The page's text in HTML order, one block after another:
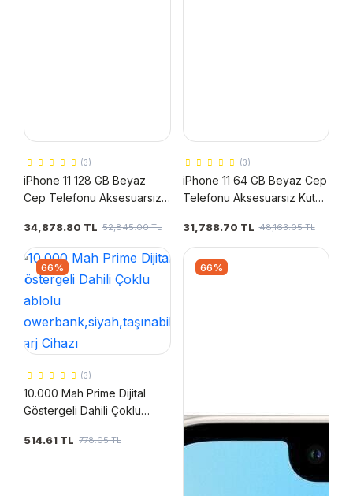
(3)
iPhone 11 128 GB Beyaz
Cep Telefonu Aksesuarsız
Garantili)
34,878.80 TL 52,845.00 TL
(3)
iPhone 11 64 GB Beyaz Cep
Telefonu Aksesuarsız Kutu
31,788.70 TL 48,163.05 TL
66%
(3)
10.000 Mah Prime Dijital
Göstergeli Dahili Çoklu
Powerbank,siyah,taşınabilir
514.61 TL 778.05 TL
66%